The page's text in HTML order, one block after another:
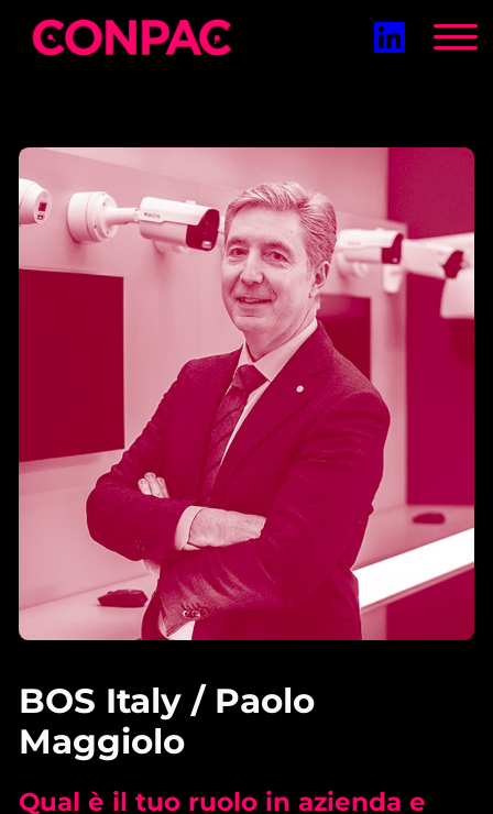
BOS Italy / Paolo
Maggiolo
Qual è il tuo ruolo in azienda e